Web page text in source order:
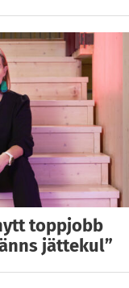
toppjobb
jättekul”